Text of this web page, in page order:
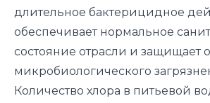
длительное бактерицидное
обеспечивает нормальное
состояние отрасли и защищает
микробиологического
Количество хлора в питьевой